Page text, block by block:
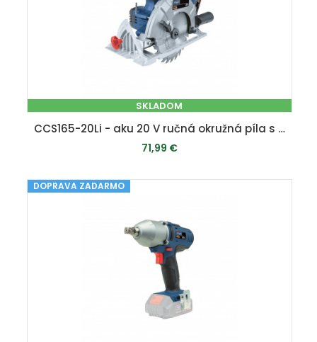
SKLADOM
CCS165-20Li - aku 20 V ručná okružná píla s laserom
71,99 €
PRIDAŤ DO KOŠÍKA
DOPRAVA ZADARMO